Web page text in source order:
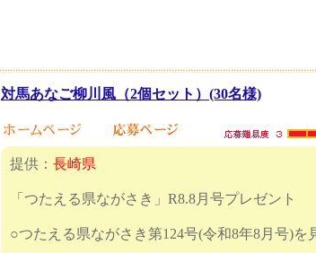
対馬あなご柳川風（2個セット）(30名様)
提供： 長崎県
「つたえる県ながさき」R8.8月号プレゼント
○つたえる県ながさき第124号(令和8年8月号)を